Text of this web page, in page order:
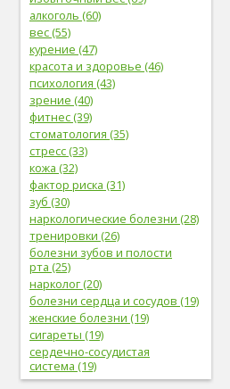
алкоголь (60)
вес (55)
курение (47)
красота и здоровье (46)
психология (43)
зрение (40)
фитнес (39)
стоматология (35)
стресс (33)
кожа (32)
фактор риска (31)
зуб (30)
наркологические болезни (28)
тренировки (26)
болезни зубов и полости
рта (25)
нарколог (20)
болезни сердца и сосудов (19)
женские болезни (19)
сигареты (19)
сердечно-сосудистая
система (19)
женское здоровье (18)